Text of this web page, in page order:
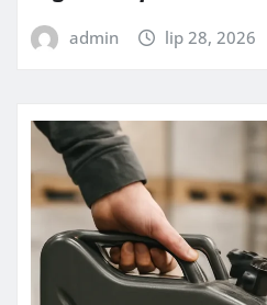
admin lip 28, 2026